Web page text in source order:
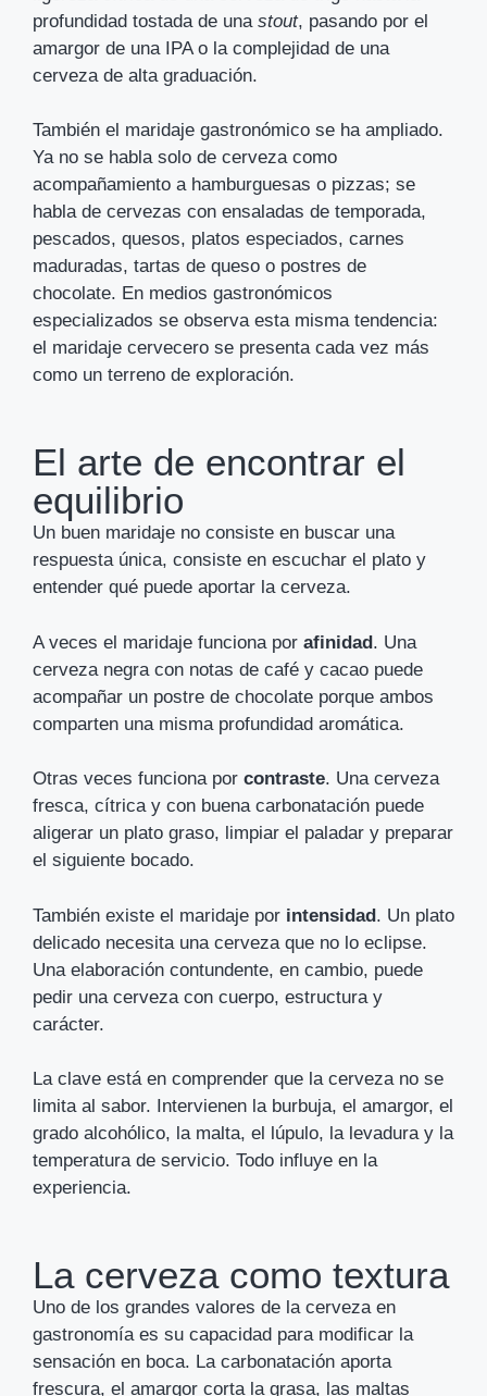
profundidad tostada de una stout, pasando por el
amargor de una IPA o la complejidad de una
cerveza de alta graduación.
También el maridaje gastronómico se ha ampliado.
Ya no se habla solo de cerveza como
acompañamiento a hamburguesas o pizzas; se
habla de cervezas con ensaladas de temporada,
pescados, quesos, platos especiados, carnes
maduradas, tartas de queso o postres de
chocolate. En medios gastronómicos
especializados se observa esta misma tendencia:
el maridaje cervecero se presenta cada vez más
como un terreno de exploración.
El arte de encontrar el
equilibrio
Un buen maridaje no consiste en buscar una
respuesta única, consiste en escuchar el plato y
entender qué puede aportar la cerveza.
A veces el maridaje funciona por afinidad. Una
cerveza negra con notas de café y cacao puede
acompañar un postre de chocolate porque ambos
comparten una misma profundidad aromática.
Otras veces funciona por contraste. Una cerveza
fresca, cítrica y con buena carbonatación puede
aligerar un plato graso, limpiar el paladar y preparar
el siguiente bocado.
También existe el maridaje por intensidad. Un plato
delicado necesita una cerveza que no lo eclipse.
Una elaboración contundente, en cambio, puede
pedir una cerveza con cuerpo, estructura y
carácter.
La clave está en comprender que la cerveza no se
limita al sabor. Intervienen la burbuja, el amargor, el
grado alcohólico, la malta, el lúpulo, la levadura y la
temperatura de servicio. Todo influye en la
experiencia.
La cerveza como textura
Uno de los grandes valores de la cerveza en
gastronomía es su capacidad para modificar la
sensación en boca. La carbonatación aporta
frescura, el amargor corta la grasa, las maltas